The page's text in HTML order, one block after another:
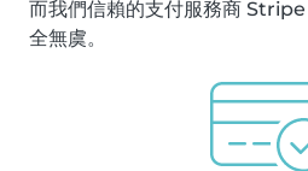
而我們信賴的支付服務商
全無虞。